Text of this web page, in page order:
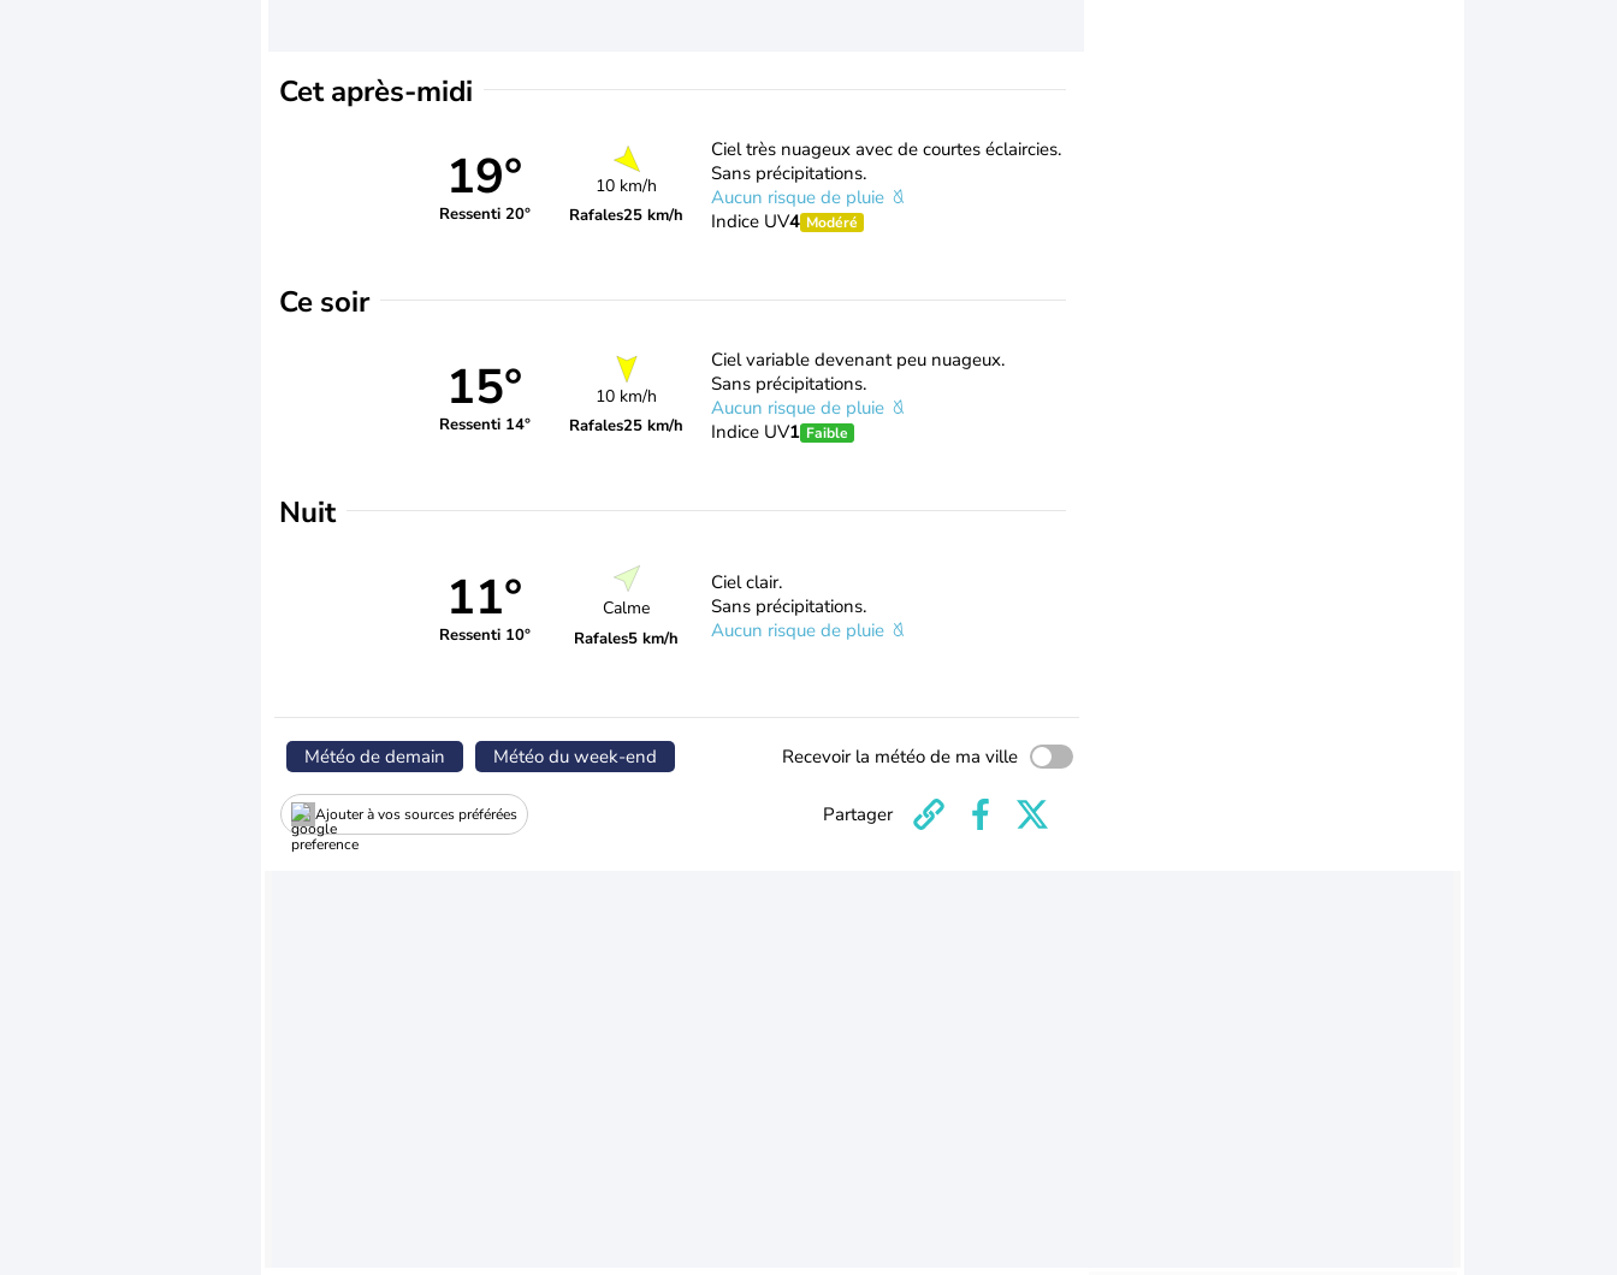
Cet après-midi
19°
Ressenti 20°
10 km/h
Rafales25 km/h
Ciel très nuageux avec de courtes éclaircies.
Sans précipitations.
Aucun risque de pluie
Indice UV4 Modéré
Ce soir
15°
Ressenti 14°
10 km/h
Rafales25 km/h
Ciel variable devenant peu nuageux.
Sans précipitations.
Aucun risque de pluie
Indice UV1 Faible
Nuit
11°
Ressenti 10°
Calme
Rafales5 km/h
Ciel clair.
Sans précipitations.
Aucun risque de pluie
Météo de demain Météo du week-end Recevoir la météo de ma ville
Ajouter à vos sources préférées Partager